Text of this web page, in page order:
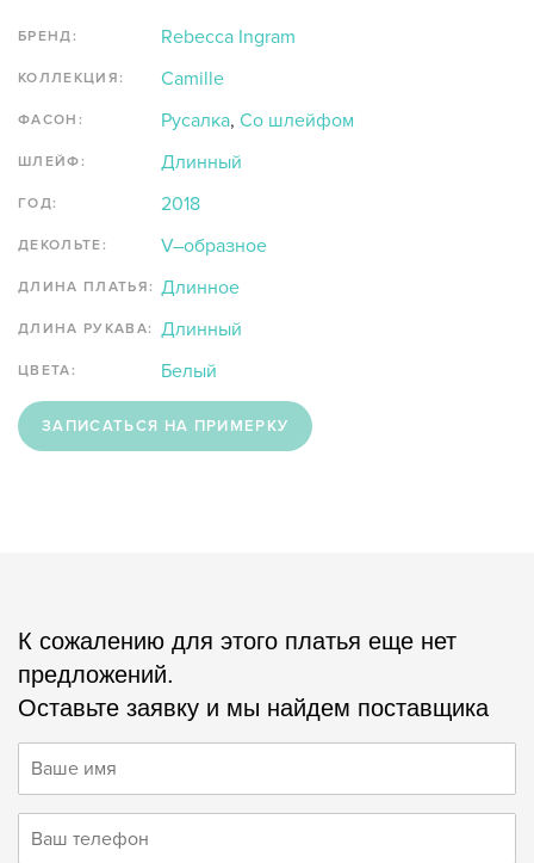
БРЕНД: Rebecca Ingram
КОЛЛЕКЦИЯ: Camille
ФАСОН: Русалка, Со шлейфом
ШЛЕЙФ: Длинный
ГОД: 2018
ДЕКОЛЬТЕ: V–образное
ДЛИНА ПЛАТЬЯ: Длинное
ДЛИНА РУКАВА: Длинный
ЦВЕТА: Белый
ЗАПИСАТЬСЯ НА ПРИМЕРКУ
К сожалению для этого платья еще нет
предложений.
Оставьте заявку и мы найдем поставщика